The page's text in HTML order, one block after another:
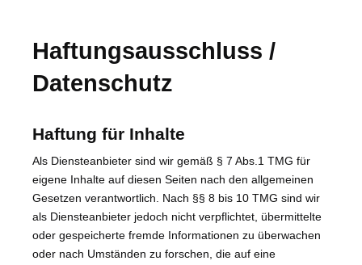
Haftungsausschluss /
Datenschutz
Haftung für Inhalte
Als Diensteanbieter sind wir gemäß § 7 Abs.1 TMG für
eigene Inhalte auf diesen Seiten nach den allgemeinen
Gesetzen verantwortlich. Nach §§ 8 bis 10 TMG sind wir
als Diensteanbieter jedoch nicht verpflichtet, übermittelte
oder gespeicherte fremde Informationen zu überwachen
oder nach Umständen zu forschen, die auf eine